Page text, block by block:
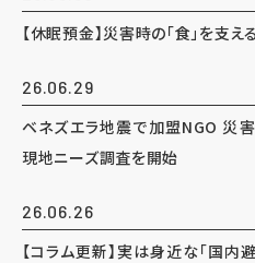
【休眠預金】災害時の「食」を支え
26.06.29
ベネズエラ地震で加盟NGO 災
現地ニーズ調査を開始
26.06.26
【コラム更新】実は身近な「国